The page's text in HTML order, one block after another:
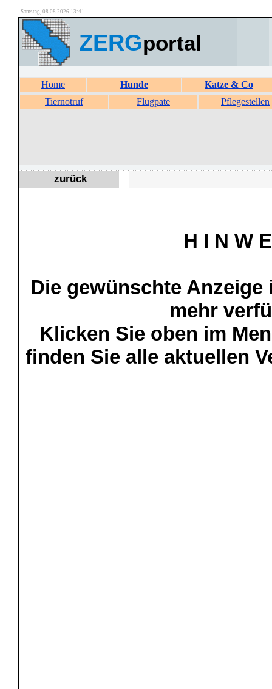
Samstag, 08.08.2026 13:41
ZERGportal
Home Hunde
Katze & Co
Tiernotruf
Flugpate Pflegestellen
zurück
H I N W
Die gewünschte
mehr
Klicken Sie oben im
finden Sie alle aktuellen